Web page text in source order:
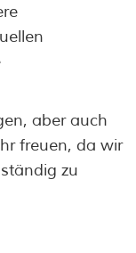
aber auch
freuen, da wir
zu